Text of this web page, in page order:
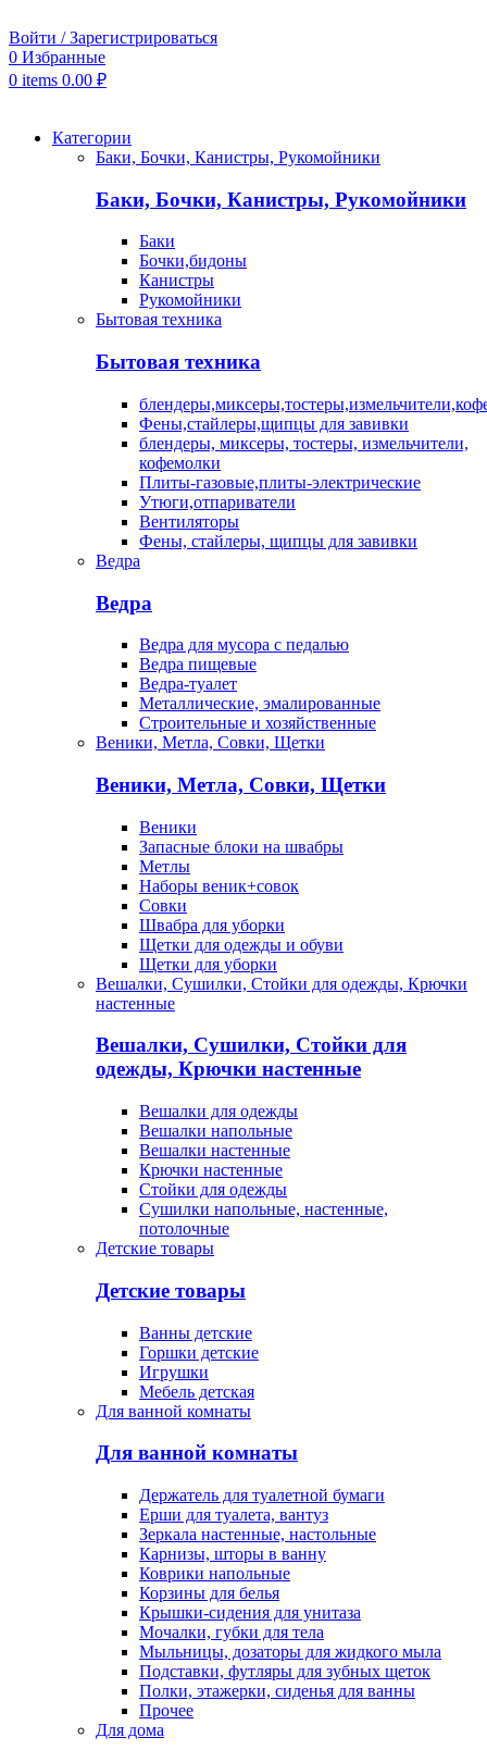
Войти / Зарегистрироваться
0 Избранные
0 items 0.00 ₽
Категории
Баки, Бочки, Канистры, Рукомойники
Баки, Бочки, Канистры, Рукомойники
Баки
Бочки,бидоны
Канистры
Рукомойники
Бытовая техника
Бытовая техника
Фены,стайлеры,щипцы для завивки
блендеры, миксеры, тостеры, измельчители,
кофемолки
Плиты-газовые,плиты-электрические
Утюги,отпариватели
Вентиляторы
Фены, стайлеры, щипцы для завивки
Ведра
Ведра
Ведра для мусора с педалью
Ведра пищевые
Ведра-туалет
Металлические, эмалированные
Строительные и хозяйственные
Веники, Метла, Совки, Щетки
Веники, Метла, Совки, Щетки
Веники
Запасные блоки на швабры
Метлы
Наборы веник+совок
Совки
Швабра для уборки
Щетки для одежды и обуви
Щетки для уборки
Вешалки, Сушилки, Стойки для одежды, Крючки
настенные
Вешалки, Сушилки, Стойки для
одежды, Крючки настенные
Вешалки для одежды
Вешалки напольные
Вешалки настенные
Крючки настенные
Стойки для одежды
Сушилки напольные, настенные,
потолочные
Детские товары
Детские товары
Ванны детские
Горшки детские
Игрушки
Мебель детская
Для ванной комнаты
Для ванной комнаты
Держатель для туалетной бумаги
Ерши для туалета, вантуз
Зеркала настенные, настольные
Карнизы, шторы в ванну
Коврики напольные
Корзины для белья
Крышки-сидения для унитаза
Мочалки, губки для тела
Мыльницы, дозаторы для жидкого мыла
Подставки, футляры для зубных щеток
Полки, этажерки, сиденья для ванны
Прочее
Для дома